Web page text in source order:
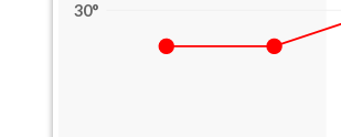
30°